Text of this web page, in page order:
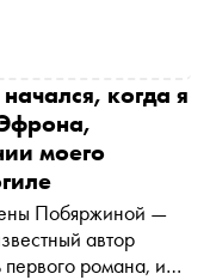
когда я
моего
Побяржиной —
автор
первого романа, и